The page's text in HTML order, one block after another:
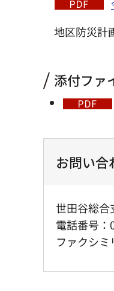
地区防災計
添付ファ
お問い合
世田谷総
電話番号：
ファクシ